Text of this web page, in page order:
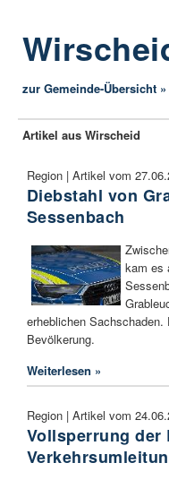
zur Gemeinde-Übersicht »
Artikel aus Wirscheid
Region | Artikel vom
Diebstahl von
Sessenbach
kam es
erheblichen
Bevölkerung.
Weiterlesen »
Region | Artikel vom
Vollsperrung der